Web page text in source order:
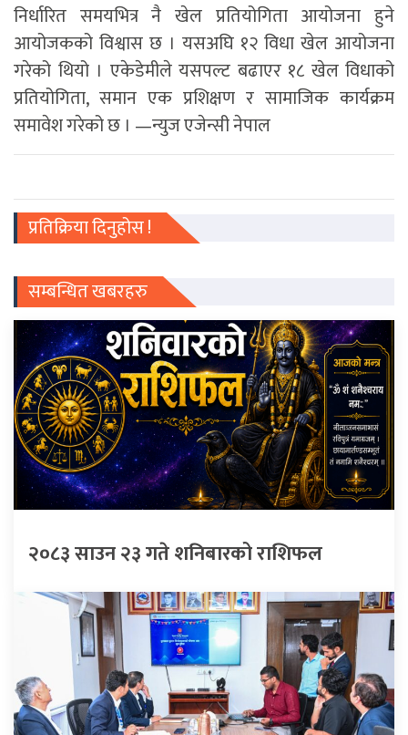
निर्धारित समयभित्र नै खेल प्रतियोगिता आयोजना हुने
आयोजकको विश्वास छ । यसअघि १२ विधा खेल आयोजना
गरेको थियो । एकेडेमीले यसपल्ट बढाएर १८ खेल विधाको
प्रतियोगिता, समान एक प्रशिक्षण र सामाजिक कार्यक्रम
समावेश गरेको छ । —न्युज एजेन्सी नेपाल
प्रतिक्रिया दिनुहोस !
सम्बन्धित खबरहरु
२०८३ साउन २३ गते शनिबारको राशिफल